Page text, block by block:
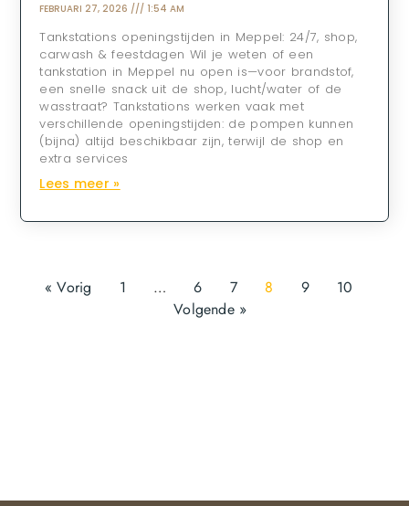
FEBRUARI 27, 2026 1:54 AM
Tankstations openingstijden in Meppel: 24/7, shop,
carwash & feestdagen Wil je weten of een
tankstation in Meppel nu open is—voor brandstof,
een snelle snack uit de shop, lucht/water of de
wasstraat? Tankstations werken vaak met
verschillende openingstijden: de pompen kunnen
(bijna) altijd beschikbaar zijn, terwijl de shop en
extra services
Lees meer »
« Vorig 1 … 6 7 8 9
10
Volgende »